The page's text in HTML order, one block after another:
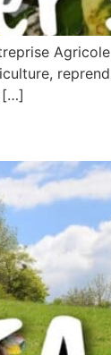
Agricole
[…]